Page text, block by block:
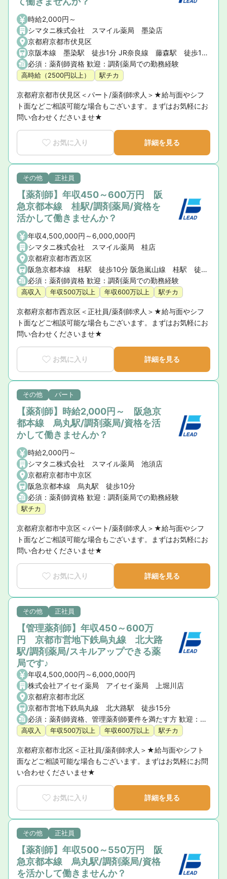
時給2,000円～
シマタニ株式会社 スマイル薬局 墨染店
京都府京都市伏見区
京阪本線 墨染駅 徒歩1分 JR奈良線 藤森駅 徒歩10分
必須：薬剤師資格 歓迎：調剤薬局での勤務経験
高時給（2500円以上） 駅チカ
京都府京都市伏見区＜パート/薬剤師求人＞★給与面やシフ
ト面などご相談可能な場合もございます。まずはお気軽にお
問い合わせくださいませ★
お気に入り 詳細を見る
その他 正社員
【薬剤師】年収450～600万円 阪
急京都本線 桂駅/調剤薬局/資格を
活かして働きませんか？
年収4,500,000円～6,000,000円
シマタニ株式会社 スマイル薬局 桂店
京都府京都市西京区
阪急京都本線 桂駅 徒歩10分 阪急嵐山線 桂駅 徒歩10分
必須：薬剤師資格 歓迎：調剤薬局での勤務経験
高収入 年収500万以上 年収600万以上 駅チカ
京都府京都市西京区＜正社員/薬剤師求人＞★給与面やシフ
ト面などご相談可能な場合もございます。まずはお気軽にお
問い合わせくださいませ★
お気に入り 詳細を見る
その他 パート
【薬剤師】時給2,000円～ 阪急京
都本線 烏丸駅/調剤薬局/資格を活
かして働きませんか？
時給2,000円～
シマタニ株式会社 スマイル薬局 池須店
京都府京都市中京区
阪急京都本線 烏丸駅 徒歩10分
必須：薬剤師資格 歓迎：調剤薬局での勤務経験
駅チカ
京都府京都市中京区＜パート/薬剤師求人＞★給与面やシフ
ト面などご相談可能な場合もございます。まずはお気軽にお
問い合わせくださいませ★
お気に入り 詳細を見る
その他 正社員
【管理薬剤師】年収450～600万
円 京都市営地下鉄烏丸線 北大路
駅/調剤薬局/スキルアップできる薬
局です♪
年収4,500,000円～6,000,000円
株式会社アイセイ薬局 アイセイ薬局 上堀川店
京都府京都市北区
京都市営地下鉄烏丸線 北大路駅 徒歩15分
必須：薬剤師資格、管理薬剤師要件を満たす方 歓迎：調剤薬局での勤務経験
高収入 年収500万以上 年収600万以上 駅チカ
京都府京都市北区＜正社員/薬剤師求人＞★給与面やシフト
面などご相談可能な場合もございます。まずはお気軽にお問
い合わせくださいませ★
お気に入り 詳細を見る
その他 正社員
【薬剤師】年収500～550万円 阪
急京都本線 烏丸駅/調剤薬局/資格
を活かして働きませんか？